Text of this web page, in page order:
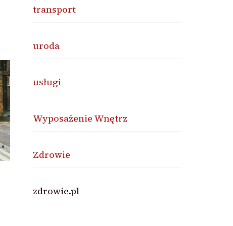
transport
uroda
usługi
Wyposażenie Wnętrz
Zdrowie
zdrowie.pl